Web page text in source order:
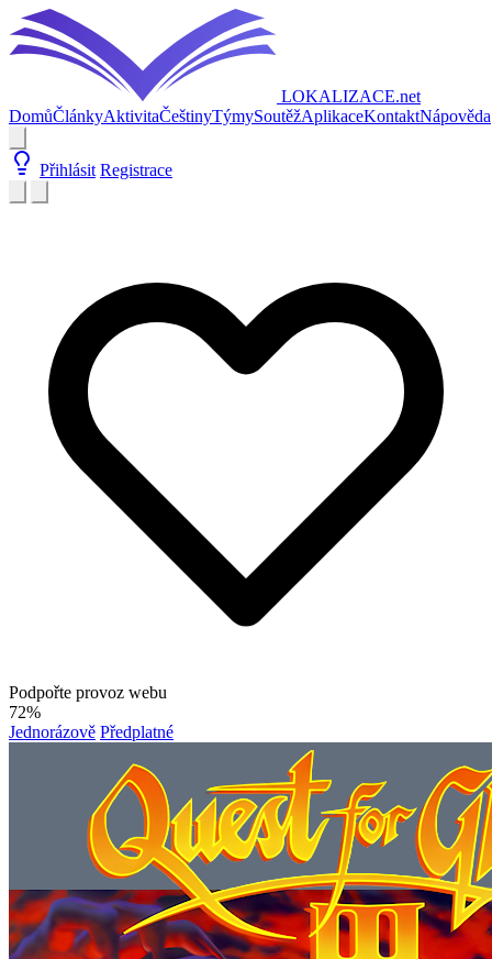
LOKALIZACE.net
DomůČlánkyAktivitaČeštinyTýmySoutěžAplikaceKontaktNápověda
Přihlásit Registrace
Podpořte provoz webu
72%
Jednorázově Předplatné